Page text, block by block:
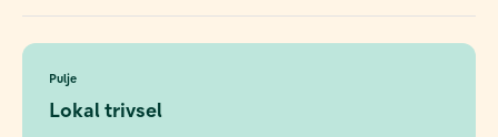
Pulje
Lokal trivsel